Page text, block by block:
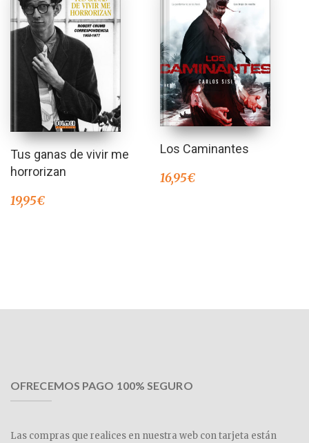
Tus ganas de vivir me
horrorizan
19,95€
Los Caminantes
16,95€
OFRECEMOS PAGO 100% SEGURO
Las compras que realices en nuestra web con tarjeta están